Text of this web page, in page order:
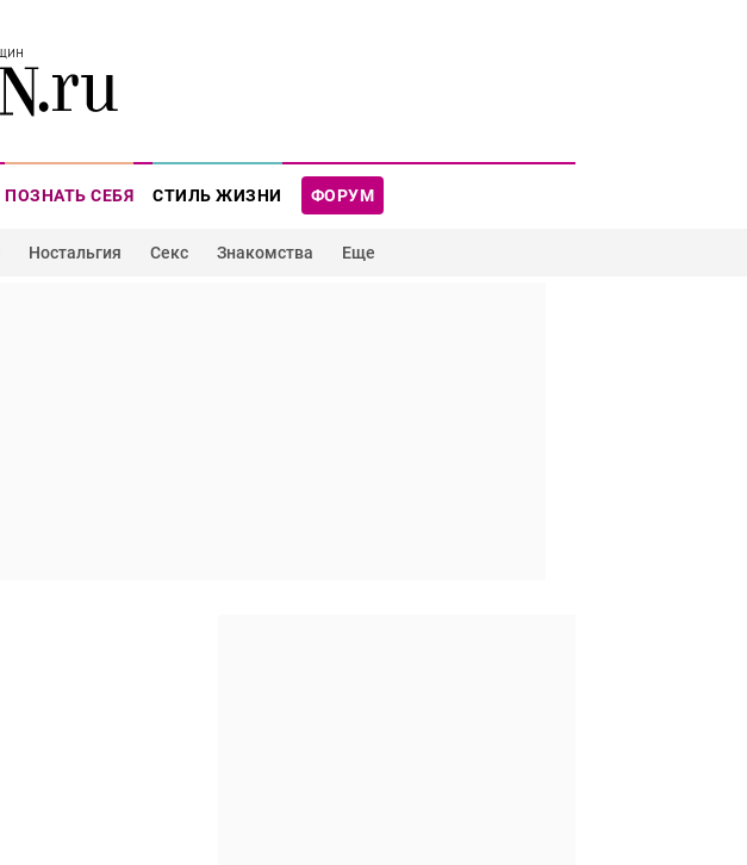
ФОРУМ
ПОЗНАТЬ СЕБЯ СТИЛЬ ЖИЗНИ
Ностальгия Секс Знакомства Еще